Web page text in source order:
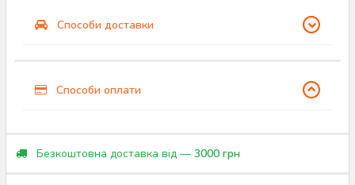
Способи доставки
Способи оплати
Безкоштовна доставка від — 3000 грн